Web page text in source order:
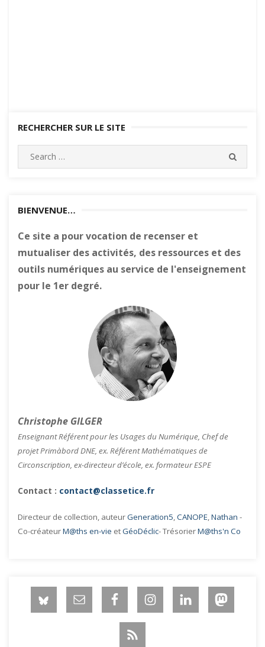
RECHERCHER SUR LE SITE
Search
for:
BIENVENUE…
Ce site a pour vocation de recenser et
mutualiser des activités, des ressources et des
outils numériques au service de l'enseignement
pour le 1er degré.
Christophe GILGER
Enseignant Référent pour les Usages du Numérique, Chef de
projet Primàbord DNE, ex. Référent Mathématiques de
Circonscription, ex-directeur d’école, ex. formateur ESPE
Contact : contact@classetice.fr
Directeur de collection, auteurGeneration5,CANOPE,Nathan -
Co-créateurM@ths en-vie etGéoDéclic- TrésorierM@ths'n Co